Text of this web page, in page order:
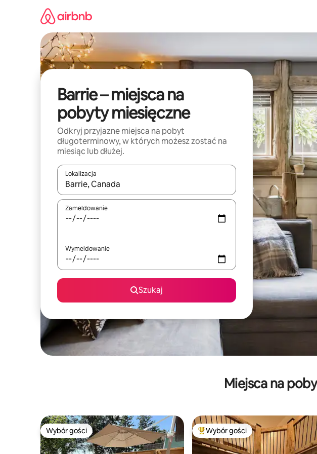
Barrie – miejsca na
pobyty miesięczne
Odkryj przyjazne miejsca na pobyt
długoterminowy, w których możesz zostać na
miesiąc lub dłużej.
Lokalizacja
Gdy wyniki będą dostępne, możesz poruszać się po nich za pomocą
Zameldowanie
Wymeldowanie
Szukaj
Miejsca na
Wybór gości
Wybór gości Najpopularniejsze z kategorii
Wybór gości